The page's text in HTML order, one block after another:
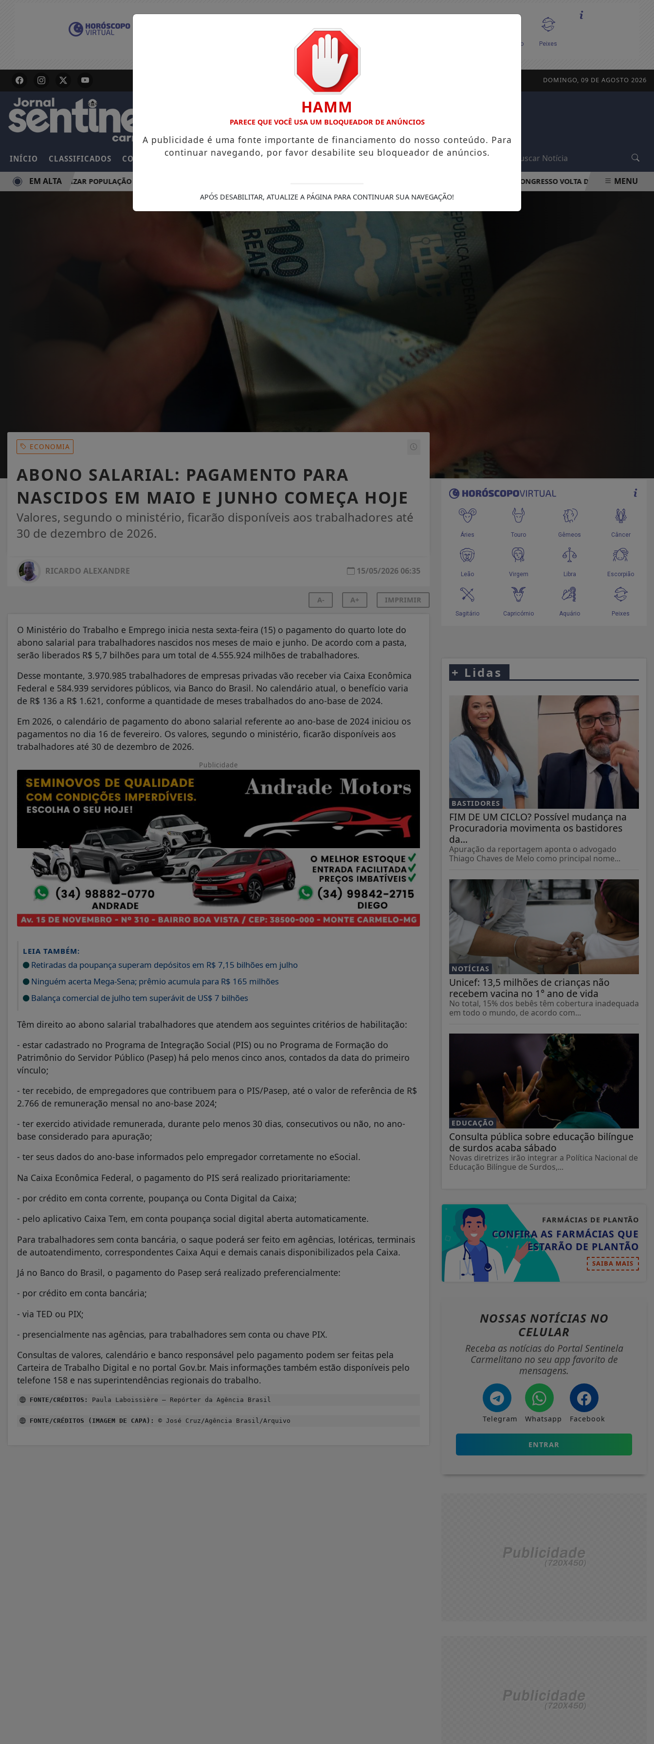
DOMINGO, 09 DE AGOSTO 2026
INÍCIO CLASSIFICADOS COLUNAS EMPREGOS GUIA COMERCIAL EDIÇÕES NOTÍCIAS FUTEBOL
CONSCIENTIZAR POPULAÇÃO SOBRE LIPEDEMA CONGRESSO VOLTA DO RECESSO SEM
EM ALTA MENU
ECONOMIA
ABONO SALARIAL: PAGAMENTO PARA
NASCIDOS EM MAIO E JUNHO COMEÇA HOJE
Valores, segundo o ministério, ficarão disponíveis aos trabalhadores até
30 de dezembro de 2026.
RICARDO ALEXANDRE 15/05/2026 06:35
A- A+ IMPRIMIR
O Ministério do Trabalho e Emprego inicia nesta sexta-feira (15) o pagamento do quarto lote do
abono salarial para trabalhadores nascidos nos meses de maio e junho. De acordo com a pasta,
serão liberados R$ 5,7 bilhões para um total de 4.555.924 milhões de trabalhadores.
Desse montante, 3.970.985 trabalhadores de empresas privadas vão receber via Caixa Econômica
Federal e 584.939 servidores públicos, via Banco do Brasil. No calendário atual, o benefício varia
de R$ 136 a R$ 1.621, conforme a quantidade de meses trabalhados do ano-base de 2024.
Em 2026, o calendário de pagamento do abono salarial referente ao ano-base de 2024 iniciou os
pagamentos no dia 16 de fevereiro. Os valores, segundo o ministério, ficarão disponíveis aos
trabalhadores até 30 de dezembro de 2026.
Publicidade
LEIA TAMBÉM:
Retiradas da poupança superam depósitos em R$ 7,15 bilhões em julho
Ninguém acerta Mega-Sena; prêmio acumula para R$ 165 milhões
Balança comercial de julho tem superávit de US$ 7 bilhões
Têm direito ao abono salarial trabalhadores que atendem aos seguintes critérios de habilitação:
- estar cadastrado no Programa de Integração Social (PIS) ou no Programa de Formação do
Patrimônio do Servidor Público (Pasep) há pelo menos cinco anos, contados da data do primeiro
vínculo;
- ter recebido, de empregadores que contribuem para o PIS/Pasep, até o valor de referência de R$
2.766 de remuneração mensal no ano-base 2024;
- ter exercido atividade remunerada, durante pelo menos 30 dias, consecutivos ou não, no ano-
base considerado para apuração;
- ter seus dados do ano-base informados pelo empregador corretamente no eSocial.
Na Caixa Econômica Federal, o pagamento do PIS será realizado prioritariamente:
- por crédito em conta corrente, poupança ou Conta Digital da Caixa;
- pelo aplicativo Caixa Tem, em conta poupança social digital aberta automaticamente.
Para trabalhadores sem conta bancária, o saque poderá ser feito em agências, lotéricas, terminais
de autoatendimento, correspondentes Caixa Aqui e demais canais disponibilizados pela Caixa.
Já no Banco do Brasil, o pagamento do Pasep será realizado preferencialmente:
- por crédito em conta bancária;
- via TED ou PIX;
- presencialmente nas agências, para trabalhadores sem conta ou chave PIX.
Consultas de valores, calendário e banco responsável pelo pagamento podem ser feitas pela
Carteira de Trabalho Digital e no portal Gov.br. Mais informações também estão disponíveis pelo
telefone 158 e nas superintendências regionais do trabalho.
FONTE/CRÉDITOS: Paula Laboissière – Repórter da Agência Brasil
FONTE/CRÉDITOS (IMAGEM DE CAPA): © José Cruz/Agência Brasil/Arquivo
+ Lidas
BASTIDORES
FIM DE UM CICLO? Possível mudança na
Procuradoria movimenta os bastidores
da...
Apuração da reportagem aponta o advogado
Thiago Chaves de Melo como principal nome...
NOTÍCIAS
Unicef: 13,5 milhões de crianças não
recebem vacina no 1° ano de vida
No total, 15% dos bebês têm cobertura inadequada
em todo o mundo, de acordo com...
EDUCAÇÃO
Consulta pública sobre educação bilíngue
de surdos acaba sábado
Novas diretrizes irão integrar a Política Nacional de
Educação Bilíngue de Surdos,...
FARMÁCIAS DE PLANTÃO
CONFIRA AS FARMÁCIAS QUE
ESTARÃO DE PLANTÃO
SAIBA MAIS
NOSSAS NOTÍCIAS NO
CELULAR
Receba as notícias do Portal Sentinela
Carmelitano no seu app favorito de
mensagens.
Telegram Whatsapp Facebook
ENTRAR
HAMM
PARECE QUE VOCÊ USA UM BLOQUEADOR DE ANÚNCIOS
A publicidade é uma fonte importante de financiamento do nosso conteúdo. Para
continuar navegando, por favor desabilite seu bloqueador de anúncios.
APÓS DESABILITAR, ATUALIZE A PÁGINA PARA CONTINUAR SUA NAVEGAÇÃO!